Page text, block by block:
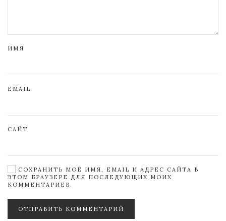
ИМЯ
EMAIL
САЙТ
СОХРАНИТЬ МОЁ ИМЯ, EMAIL И АДРЕС САЙТА В
ЭТОМ БРАУЗЕРЕ ДЛЯ ПОСЛЕДУЮЩИХ МОИХ
КОММЕНТАРИЕВ.
ОТПРАВИТЬ КОММЕНТАРИЙ